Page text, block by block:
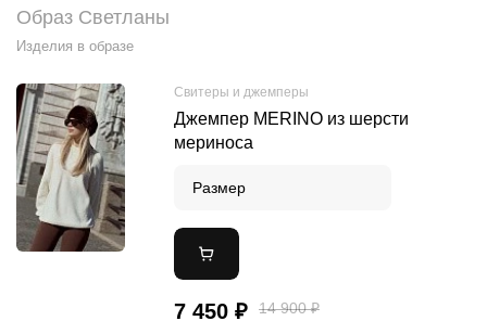
Образ Светланы
Изделия в образе
Cвитеры и джемперы
Джемпер MERINO из шерсти
мериноса
Размер
7 450 ₽ 14 900 ₽